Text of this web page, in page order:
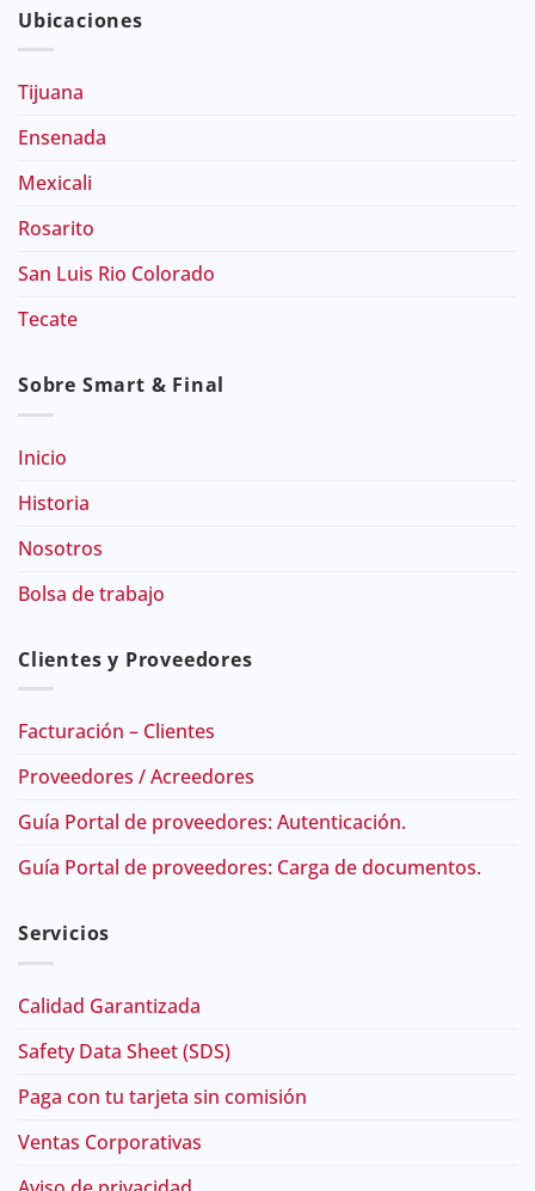
Ubicaciones
Tijuana
Ensenada
Mexicali
Rosarito
San Luis Rio Colorado
Tecate
Sobre Smart & Final
Inicio
Historia
Nosotros
Bolsa de trabajo
Clientes y Proveedores
Facturación – Clientes
Proveedores / Acreedores
Guía Portal de proveedores: Autenticación.
Guía Portal de proveedores: Carga de documentos.
Servicios
Calidad Garantizada
Safety Data Sheet (SDS)
Paga con tu tarjeta sin comisión
Ventas Corporativas